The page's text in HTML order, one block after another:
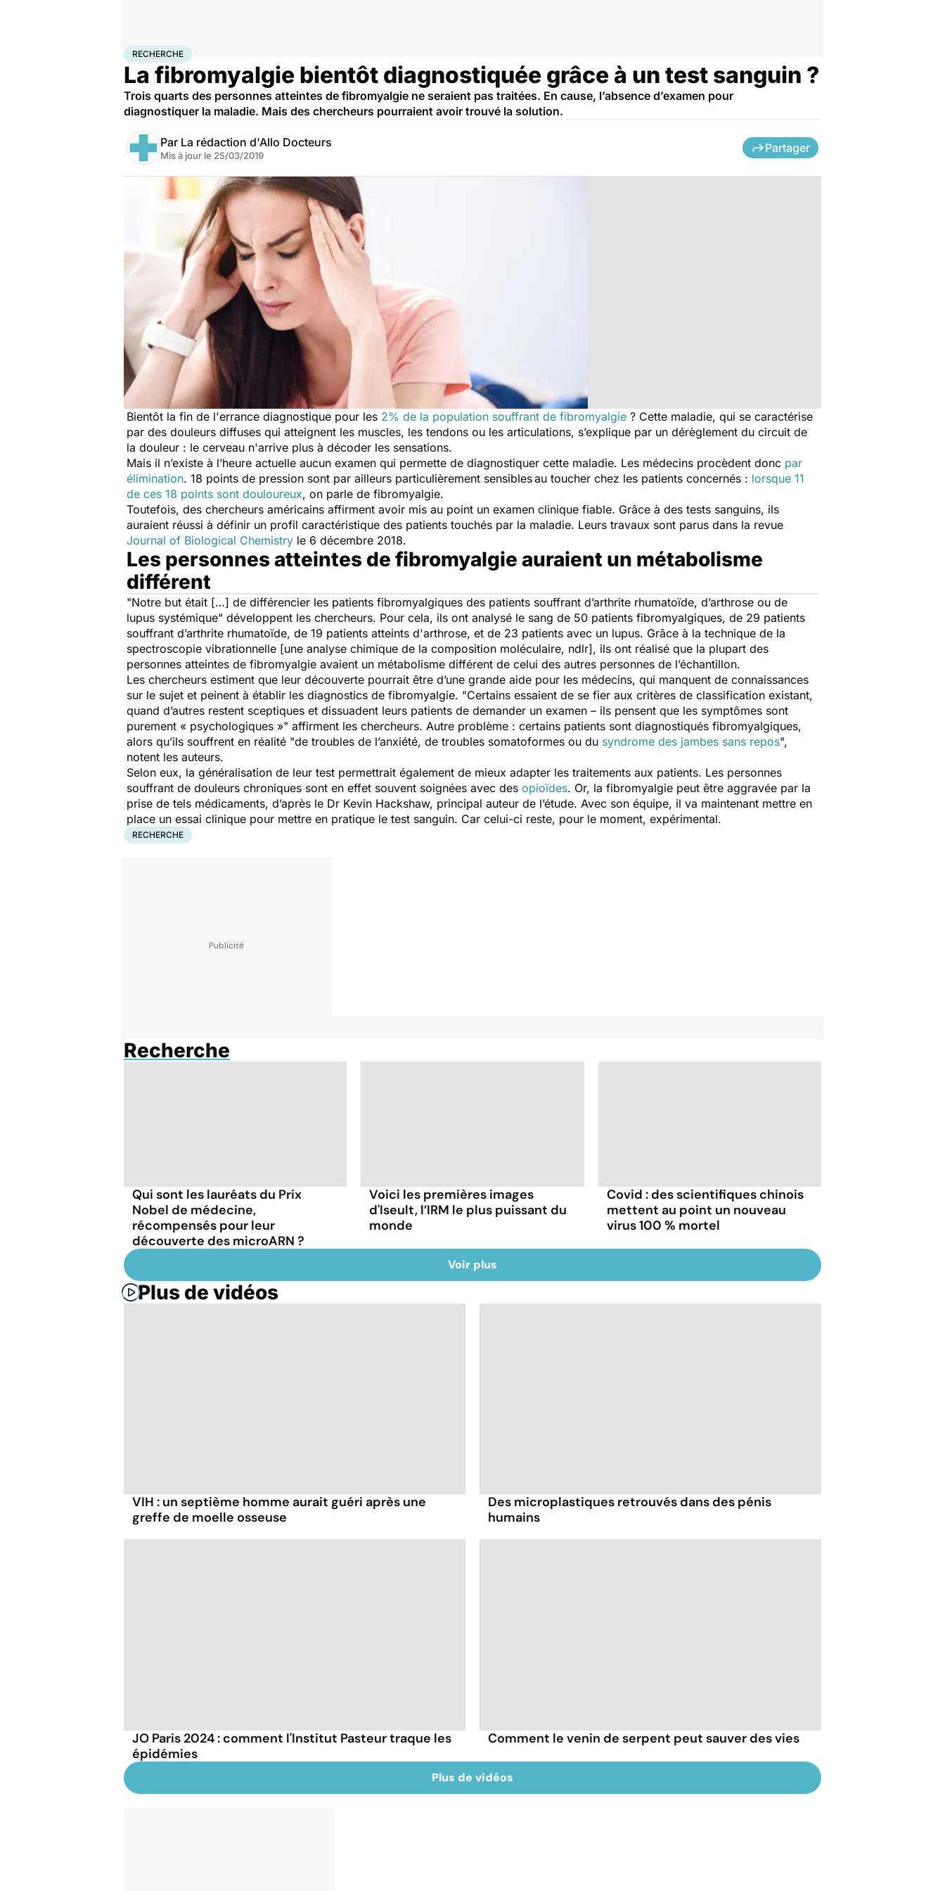
AccueilSantéMaladies
RECHERCHE
La fibromyalgie bientôt diagnostiquée grâce à un test sanguin ?
Trois quarts des personnes atteintes de fibromyalgie ne seraient pas traitées. En cause, l’absence d’examen pour
diagnostiquer la maladie. Mais des chercheurs pourraient avoir trouvé la solution.
Par La rédaction d'Allo Docteurs
Mis à jour le 25/03/2019
Partager
Bientôt la fin de l'errance diagnostique pour les 2% de la population souffrant de fibromyalgie ? Cette maladie, qui se caractérise
par des douleurs diffuses qui atteignent les muscles, les tendons ou les articulations, s’explique par un dérèglement du circuit de
la douleur : le cerveau n'arrive plus à décoder les sensations.
Mais il n’existe à l’heure actuelle aucun examen qui permette de diagnostiquer cette maladie. Les médecins procèdent donc par
élimination. 18 points de pression sont par ailleurs particulièrement sensiblesau toucher chez les patients concernés : lorsque 11
de ces 18 points sont douloureux, on parle de fibromyalgie.
Toutefois, des chercheurs américains affirment avoir mis au point un examen clinique fiable. Grâce à des tests sanguins, ils
auraient réussi à définir un profil caractéristique des patients touchés par la maladie. Leurs travaux sont parus dans la revue
Journal of Biological Chemistry le 6 décembre 2018.
Les personnes atteintes de fibromyalgie auraient un métabolisme
différent
"Notre but était […] de différencier les patients fibromyalgiques des patients souffrant d’arthrite rhumatoïde, d’arthrose ou de
lupus systémique" développent les chercheurs. Pour cela, ils ont analysé le sang de 50 patients fibromyalgiques, de 29 patients
souffrant d’arthrite rhumatoïde, de 19 patients atteints d'arthrose, et de 23 patients avec un lupus. Grâce à la technique de la
spectroscopie vibrationnelle [une analyse chimique de la composition moléculaire, ndlr], ils ont réalisé que la plupart des
personnes atteintes de fibromyalgie avaient un métabolisme différent de celui des autres personnes de l’échantillon.
Les chercheurs estiment que leur découverte pourrait être d’une grande aide pour les médecins, qui manquent de connaissances
sur le sujet et peinent à établir les diagnostics de fibromyalgie. "Certains essaient de se fier aux critères de classification existant,
quand d’autres restent sceptiques et dissuadent leurs patients de demander un examen – ils pensent que les symptômes sont
purement « psychologiques »" affirment les chercheurs. Autre problème : certains patients sont diagnostiqués fibromyalgiques,
alors qu’ils souffrent en réalité "de troubles de l’anxiété, de troubles somatoformes ou du syndrome des jambes sans repos",
notent les auteurs.
Selon eux, la généralisation de leur test permettrait également de mieux adapter les traitements aux patients. Les personnes
souffrant de douleurs chroniques sont en effet souvent soignées avec des opioïdes. Or, la fibromyalgie peut être aggravée par la
prise de tels médicaments, d’après le Dr Kevin Hackshaw, principal auteur de l’étude. Avec son équipe, il va maintenant mettre en
place un essai clinique pour mettre en pratique le test sanguin. Car celui-ci reste, pour le moment, expérimental.
RECHERCHE
Recherche
Qui sont les lauréats du Prix
Nobel de médecine,
récompensés pour leur
découverte des microARN ?
Voici les premières images
d'Iseult, l’IRM le plus puissant du
monde
Covid : des scientifiques chinois
mettent au point un nouveau
virus 100 % mortel
Voir plus
Plus de vidéos
VIH : un septième homme aurait guéri après une
greffe de moelle osseuse
Des microplastiques retrouvés dans des pénis
humains
JO Paris 2024 : comment l'Institut Pasteur traque les
épidémies
Comment le venin de serpent peut sauver des vies
Plus de vidéos